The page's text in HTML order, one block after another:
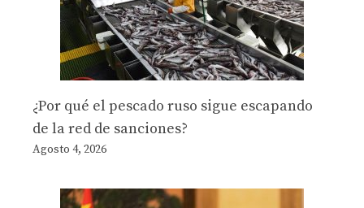
¿Por qué el pescado ruso sigue escapando
de la red de sanciones?
Agosto 4, 2026